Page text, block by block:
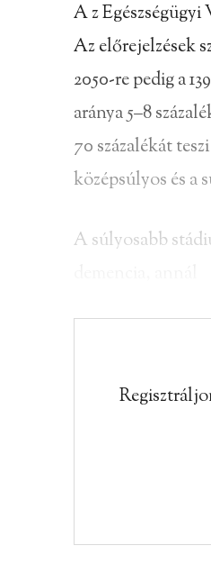
A z
Az előrejelzések
2050-re pedig a
aránya 5–8
70 százalékát
középsúlyos és a
A súlyosabb